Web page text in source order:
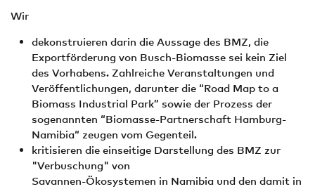
Wir
dekonstruieren darin die Aussage des BMZ, die
Exportförderung von Busch-Biomasse sei kein Ziel
des Vorhabens. Zahlreiche Veranstaltungen und
Veröffentlichungen, darunter die “Road Map to a
Biomass Industrial Park” sowie der Prozess der
sogenannten “Biomasse-Partnerschaft Hamburg-
Namibia“ zeugen vom Gegenteil.
kritisieren die einseitige Darstellung des BMZ zur
"Verbuschung" von
Savannen-Ökosystemen in Namibia und den damit in